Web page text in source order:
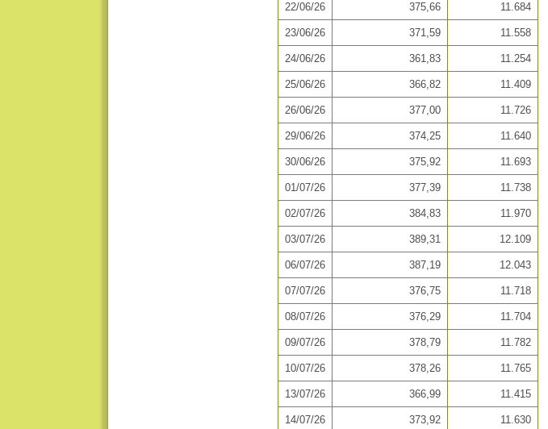
22/06/26 375,66 11.684
23/06/26 371,59 11.558
24/06/26 361,83 11.254
25/06/26 366,82 11.409
26/06/26 377,00 11.726
29/06/26 374,25 11.640
30/06/26 375,92 11.693
01/07/26 377,39 11.738
02/07/26 384,83 11.970
03/07/26 389,31 12.109
06/07/26 387,19 12.043
07/07/26 376,75 11.718
08/07/26 376,29 11.704
09/07/26 378,79 11.782
10/07/26 378,26 11.765
13/07/26 366,99 11.415
14/07/26 373,92 11.630